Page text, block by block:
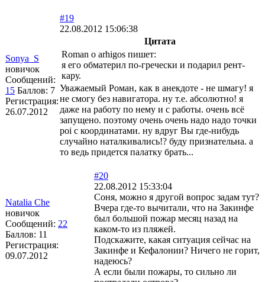
Sonya_S
новичок
Сообщений:
15 Баллов: 7
Регистрация:
26.07.2012
#19
22.08.2012 15:06:38
Цитата
Roman o arhigos пишет:
я его обматерил по-гречески и подарил рент-
кару.
Уважаемый Роман, как в анекдоте - не шмагу! я
не смогу без навигатора. ну т.е. абсолютно! я
даже на работу по нему и с работы. очень всё
запущено. поэтому очень очень надо надо точки
poi с координатами. ну вдруг Вы где-нибудь
случайно наталкивались!? буду признательна. а
то ведь придется палатку брать...
Natalia Che
новичок
Сообщений: 22
Баллов: 11
Регистрация:
09.07.2012
#20
22.08.2012 15:33:04
Соня, можно я другой вопрос задам тут?
Вчера где-то вычитали, что на Закинфе
был большой пожар месяц назад на
каком-то из пляжей.
Подскажите, какая ситуация сейчас на
Закинфе и Кефалонии? Ничего не горит,
надеюсь?
А если были пожары, то сильно ли